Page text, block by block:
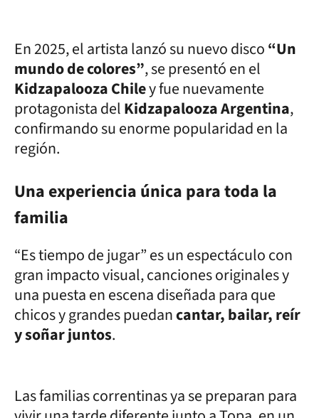
En 2025, el artista lanzó su nuevo disco“Un
mundo de colores”, se presentó en el
Kidzapalooza Chiley fue nuevamente
protagonista delKidzapalooza Argentina,
confirmando su enorme popularidad en la
región.
Una experiencia única para toda la
familia
“Es tiempo de jugar” es un espectáculo con
gran impacto visual, canciones originales y
una puesta en escena diseñada para que
chicos y grandes puedancantar, bailar, reír
y soñar juntos.
Las familias correntinas ya se preparan para